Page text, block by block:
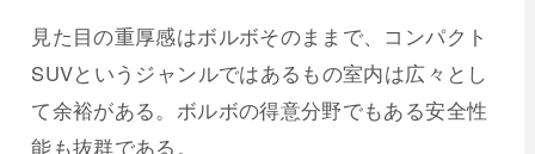
見た目の重厚感はボルボそのままで、コンパクト
SUVというジャンルではあるもの室内は広々とし
て余裕がある。ボルボの得意分野でもある安全性
能も抜群である。